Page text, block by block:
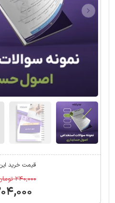
قیمت خرید
۲۴۰,۰۰۰ تومان